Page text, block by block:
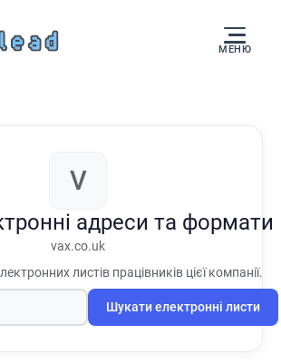
МЕНЮ
V
адреси та формати
vax.co.uk
листів працівників цієї компанії.
Шукати електронні листи